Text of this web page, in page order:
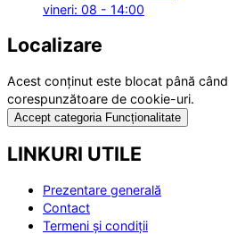
vineri: 08 - 14:00
Localizare
Acest conținut este blocat până
corespunzătoare de cookie-uri.
Accept categoria Funcționalitate
LINKURI UTILE
Prezentare generală
Contact
Termeni și condiții